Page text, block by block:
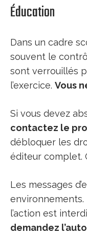
Éducation
Dans un cadre
souvent le
sont verrouillés
l’exercice. Vous
Si vous devez
contactez le
débloquer les
éditeur complet.
Les messages
l’action est
demandez